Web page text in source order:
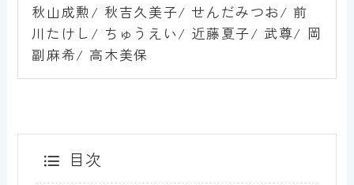
秋山成勲/ 秋吉久美子/ せんだみつお/ 前
川たけし/ ちゅうえい/ 近藤夏子/ 武尊/ 岡
副麻希/ 高木美保
目次